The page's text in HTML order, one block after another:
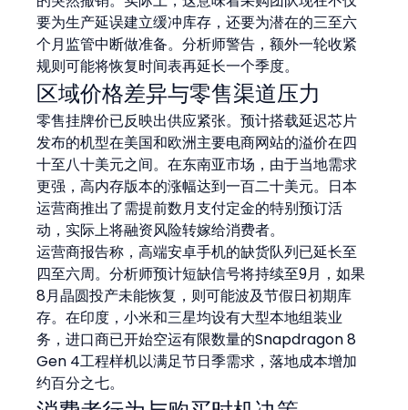
要为生产延误建立缓冲库存，还要为潜在的三至六
个月监管中断做准备。分析师警告，额外一轮收紧
规则可能将恢复时间表再延长一个季度。
区域价格差异与零售渠道压力
零售挂牌价已反映出供应紧张。预计搭载延迟芯片
发布的机型在美国和欧洲主要电商网站的溢价在四
十至八十美元之间。在东南亚市场，由于当地需求
更强，高内存版本的涨幅达到一百二十美元。日本
运营商推出了需提前数月支付定金的特别预订活
动，实际上将融资风险转嫁给消费者。
运营商报告称，高端安卓手机的缺货队列已延长至
四至六周。分析师预计短缺信号将持续至9月，如果
8月晶圆投产未能恢复，则可能波及节假日初期库
存。在印度，小米和三星均设有大型本地组装业
务，进口商已开始空运有限数量的Snapdragon 8
Gen 4工程样机以满足节日季需求，落地成本增加
约百分之七。